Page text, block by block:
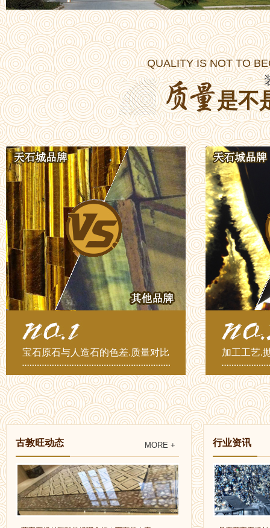
QUALITY IS NOT TO
是不
宝石原石与人造石的色差.质量对比 加工工艺.
MORE +
古敦旺动态 行业资讯